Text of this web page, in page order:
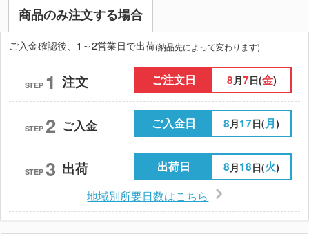
商品のみ注文する場合
ご入金確認後、1～2営業日で出荷(納品先によって変わります)
STEP 1 注文 ご注文日 8月7日(金)
STEP 2 ご入金 ご入金日 8月17日(月)
STEP 3 出荷 出荷日 8 月18日(火)
地域別所要日数はこちら